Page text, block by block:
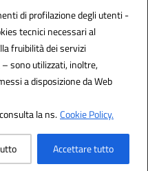
di profilazione degli utenti -
tecnici necessari al
fruibilità dei servizi
sono utilizzati, inoltre,
a disposizione da Web
la ns.Cookie Policy.
Accettare tutto
(IPA): istsc_CEIC8AB009
3D Solution S.r.l.
Designers Italia